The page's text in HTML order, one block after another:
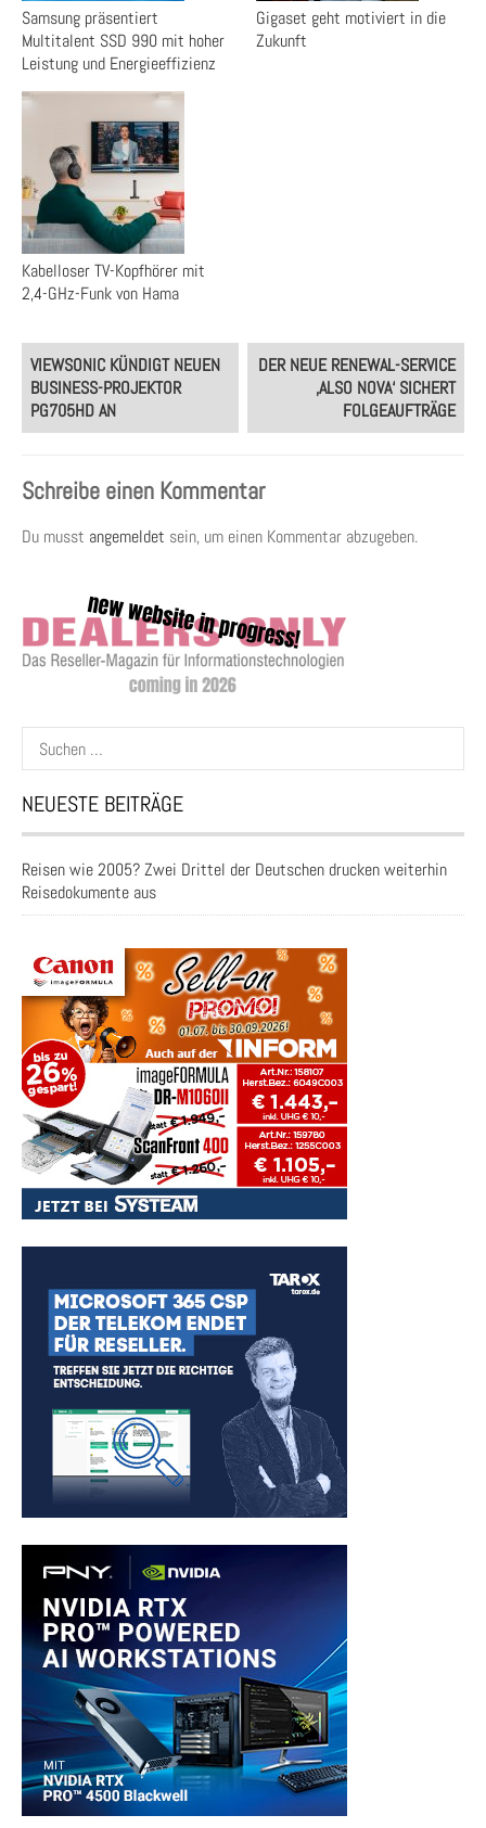
Samsung präsentiert
Multitalent SSD 990 mit hoher
Leistung und Energieeffizienz
Gigaset geht motiviert in die
Zukunft
Kabelloser TV-Kopfhörer mit
2,4-GHz-Funk von Hama
Post
navigation
VIEWSONIC KÜNDIGT NEUEN
BUSINESS-PROJEKTOR
PG705HD AN
DER NEUE RENEWAL-SERVICE
‚ALSO NOVA‘ SICHERT
FOLGEAUFTRÄGE
Schreibe einen Kommentar
Du musst angemeldet sein, um einen Kommentar abzugeben.
Suchen
nach:
NEUESTE BEITRÄGE
Reisen wie 2005? Zwei Drittel der Deutschen drucken weiterhin
Reisedokumente aus